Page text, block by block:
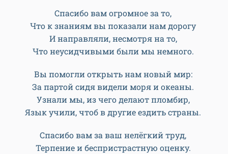
Спасибо вам огромное за то,
Что к знаниям вы показали нам дорогу
И направляли, несмотря на то,
Что неусидчивыми были мы немного.
Вы помогли открыть нам новый мир:
За партой сидя видели моря и океаны.
Узнали мы, из чего делают пломбир,
Язык учили, чтоб в другие ездить страны.
Спасибо вам за ваш нелёгкий труд,
Терпение и беспристрастную оценку.